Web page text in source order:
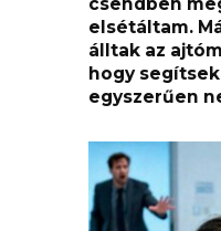
elsétáltam.
álltak az
hogy
egyszerűen